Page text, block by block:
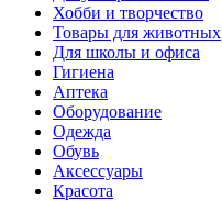
Хобби и творчество
Товары для животных
Для школы и офиса
Гигиена
Аптека
Оборудование
Одежда
Обувь
Аксессуары
Красота